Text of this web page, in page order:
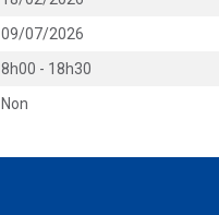
09/07/2026
8h00 - 18h30
Non